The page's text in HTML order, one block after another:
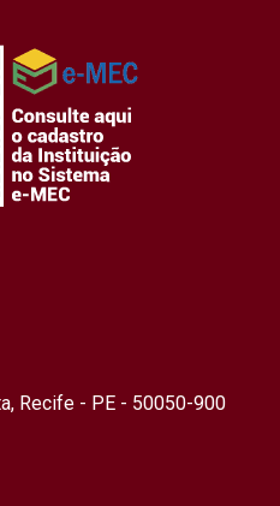
Recife - PE - 50050-900